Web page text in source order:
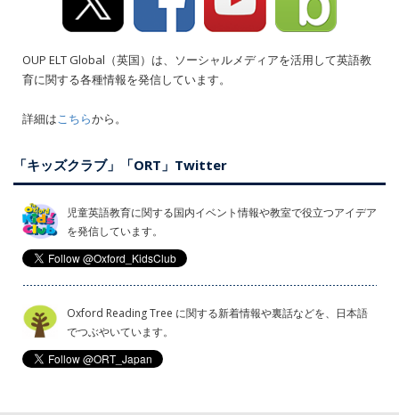
OUP ELT Global（英国）は、ソーシャルメディアを活用して英語教
育に関する各種情報を発信しています。
詳細は こちらから。
「キッズクラブ」「ORT」Twitter
児童英語教育に関する国内イベント情報や教室で役立つアイデア
を発信しています。
Oxford Reading Tree に関する新着情報や裏話などを、日本語
でつぶやいています。